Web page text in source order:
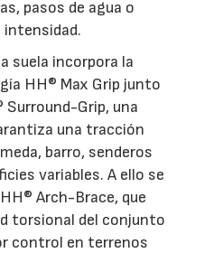
pasos de agua o
intensidad.
suela incorpora la
HH® Max Grip junto
Grip, una
una tracción
barro, senderos
variables. A ello se
Arch-Brace, que
torsional del conjunto
control en terrenos